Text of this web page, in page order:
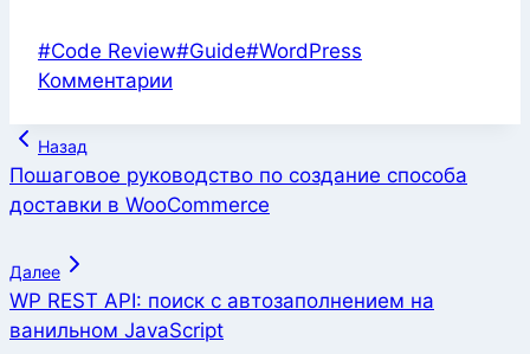
Метки
записи:
#Code Review#Guide#WordPress
Комментарии
Навигация
по
записям
Назад
Пошаговое руководство по создание способа
доставки в WooCommerce
Далее
WP REST API: поиск с автозаполнением на
ванильном JavaScript